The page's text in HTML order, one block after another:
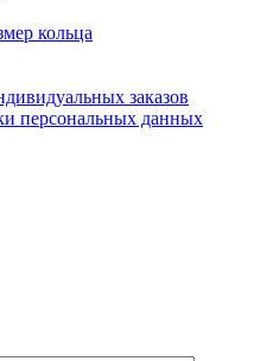
кольца
заказов
персональных данных